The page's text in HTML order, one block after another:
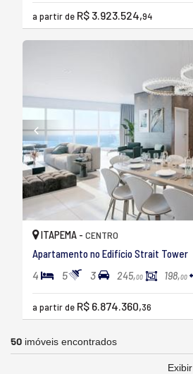
a partir de R$ 3.923.524,94
ITAPEMA - CENTRO
Apartamento no Edifício Strait Tower
4 5 3 245,00 198,00
a partir de R$ 6.874.360,36
50 imóveis encontrados
Exibir